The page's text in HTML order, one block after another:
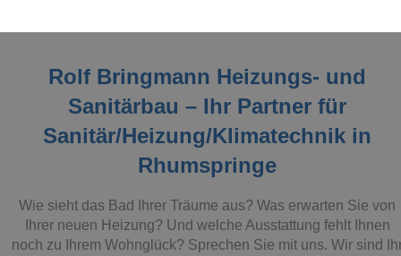
Rolf Bringmann Heizungs- und
Sanitärbau – Ihr Partner für
Sanitär/Heizung/Klimatechnik in
Rhumspringe
Wie sieht das Bad
Ihrer Träume aus? Was erwarten Sie von
Ihrer neuen Heizung? Und welche Ausstattung fehlt Ihnen
noch zu Ihrem Wohnglück? Sprechen Sie mit uns. Wir sind